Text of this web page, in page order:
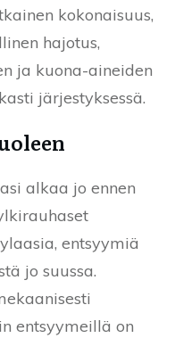
kokonaisuus,
hajotus,
ja kuona-aineiden
järjestyksessä.
alkaa jo ennen
entsyymiä
jo suussa.
entsyymeillä on